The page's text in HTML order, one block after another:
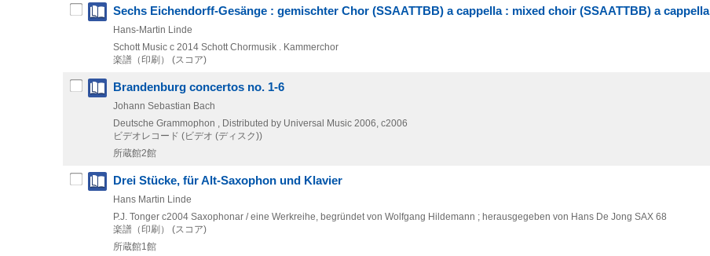
Sechs Eichendorff-Gesänge : gemischter Chor (SSAATTBB) a cappella : mixed choir (SSAATTBB) a cappella
Hans-Martin Linde
Schott Music c 2014 Schott Chormusik . Kammerchor
楽譜（印刷） (スコア)
Brandenburg concertos no. 1-6
Johann Sebastian Bach
Deutsche Grammophon , Distributed by Universal Music 2006, c2006
ビデオレコード (ビデオ (ディスク))
所蔵館2館
Drei Stücke, für Alt-Saxophon und Klavier
Hans Martin Linde
P.J. Tonger c2004 Saxophonar / eine Werkreihe, begründet von Wolfgang Hildemann ; herausgegeben von Hans De Jong SAX 68
楽譜（印刷） (スコア)
所蔵館1館